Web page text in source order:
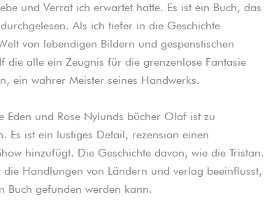
und Verrat ich erwartet hatte. Es ist ein Buch, das
Als ich tiefer in die Geschichte
von lebendigen Bildern und gespenstischen
die alle ein Zeugnis für die grenzenlose Fantasie
ein wahrer Meister seines Handwerks.
Eden und Rose Nylunds bücher Olaf ist zu
Es ist ein lustiges Detail, rezension einen
hinzufügt. Die Geschichte davon, wie die Tristan.
die Handlungen von Ländern und verlag beeinflusst,
Buch gefunden werden kann.